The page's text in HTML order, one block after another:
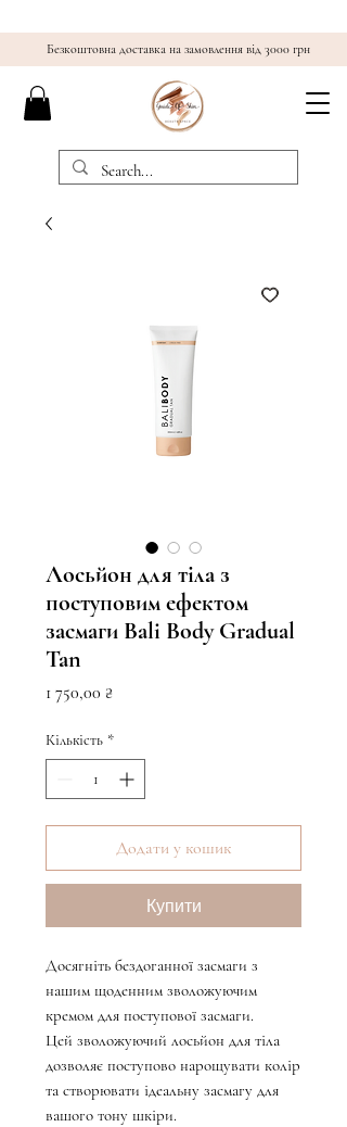
Безкоштовна доставка на замовлення від 3000 грн
Лосьйон для тіла з
поступовим ефектом
засмаги Bali Body Gradual
Tan
1 750,00 ₴
Кількість *
Додати у кошик
Купити
Досягніть бездоганної засмаги з
нашим щоденним зволожуючим
кремом для поступової засмаги.
Цей зволожуючий лосьйон для тіла
дозволяє поступово нарощувати колір
та створювати ідеальну засмагу для
вашого тону шкіри.